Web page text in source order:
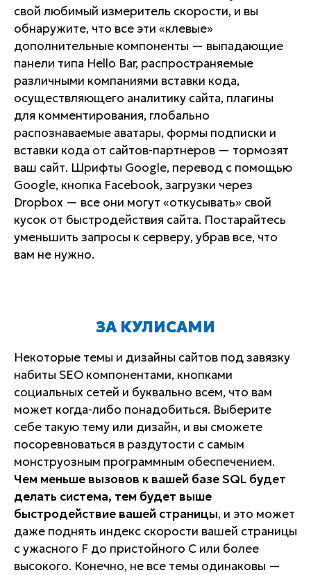
свой любимый измеритель скорости, и вы
обнаружите, что все эти «клевые»
дополнительные компоненты — выпадающие
панели типа Hello Bar, распространяемые
различными компаниями вставки кода,
осуществляющего аналитику сайта, плагины
для комментирования, глобально
распознаваемые аватары, формы подписки и
вставки кода от сайтов-партнеров — тормозят
ваш сайт. Шрифты Google, перевод с помощью
Google, кнопка Facebook, загрузки через
Dropbox — все они могут «откусывать» свой
кусок от быстродействия сайта. Постарайтесь
уменьшить запросы к серверу, убрав все, что
вам не нужно.
ЗА КУЛИСАМИ
Некоторые темы и дизайны сайтов под завязку
набиты SEO компонентами, кнопками
социальных сетей и буквально всем, что вам
может когда-либо понадобиться. Выберите
себе такую тему или дизайн, и вы сможете
посоревноваться в раздутости с самым
монструозным программным обеспечением.
Чем меньше вызовов к вашей базе SQL будет
делать система, тем будет выше
быстродействие вашей страницы, и это может
даже поднять индекс скорости вашей страницы
с ужасного F до пристойного C или более
высокого. Конечно, не все темы одинаковы —